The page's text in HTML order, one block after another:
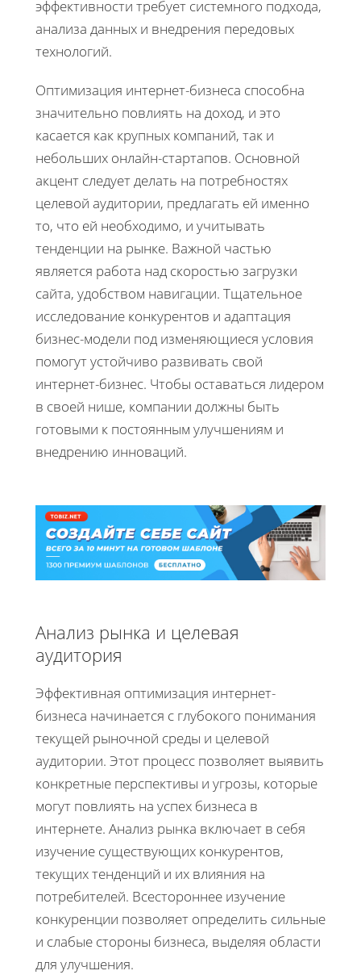
эффективности требует системного подхода,
анализа данных и внедрения передовых
технологий.
Оптимизация интернет-бизнеса способна
значительно повлиять на доход, и это
касается как крупных компаний, так и
небольших онлайн-стартапов. Основной
акцент следует делать на потребностях
целевой аудитории, предлагать ей именно
то, что ей необходимо, и учитывать
тенденции на рынке. Важной частью
является работа над скоростью загрузки
сайта, удобством навигации. Тщательное
исследование конкурентов и адаптация
бизнес-модели под изменяющиеся условия
помогут устойчиво развивать свой
интернет-бизнес. Чтобы оставаться лидером
в своей нише, компании должны быть
готовыми к постоянным улучшениям и
внедрению инноваций.
Анализ рынка и целевая
аудитория
Эффективная оптимизация интернет-
бизнеса начинается с глубокого понимания
текущей рыночной среды и целевой
аудитории. Этот процесс позволяет выявить
конкретные перспективы и угрозы, которые
могут повлиять на успех бизнеса в
интернете. Анализ рынка включает в себя
изучение существующих конкурентов,
текущих тенденций и их влияния на
потребителей. Всестороннее изучение
конкуренции позволяет определить сильные
и слабые стороны бизнеса, выделяя области
для улучшения.